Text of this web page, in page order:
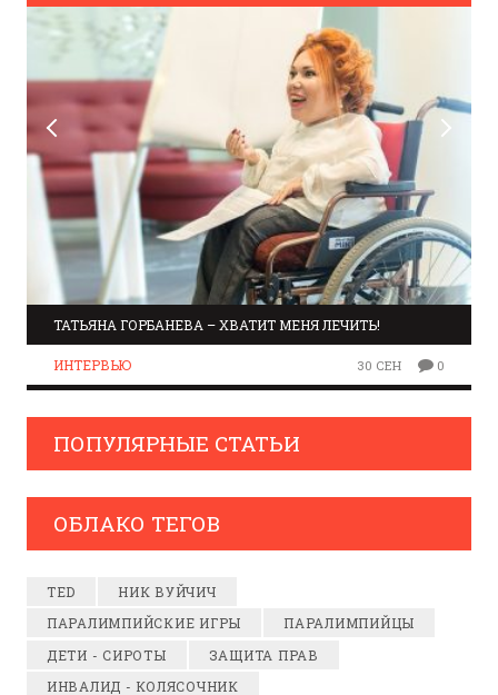
ТАТЬЯНА ГОРБАНЕВА – ХВАТИТ МЕНЯ ЛЕЧИТЬ!
ИНТЕРВЬЮ 30 СЕН 0
ПОПУЛЯРНЫЕ СТАТЬИ
ОБЛАКО ТЕГОВ
TED
НИК ВУЙЧИЧ
ПАРАЛИМПИЙСКИЕ ИГРЫ
ПАРАЛИМПИЙЦЫ
ДЕТИ - СИРОТЫ
ЗАЩИТА ПРАВ
ИНВАЛИД - КОЛЯСОЧНИК